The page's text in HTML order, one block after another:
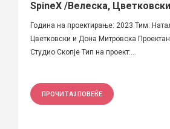
SpineX /Велеска,
Година на проектирање: 2023 Тим:
Цветковски и Дона Митровска
Студио Скопје Тип на проект:...
ПРОЧИТАЈ ПОВЕЌЕ